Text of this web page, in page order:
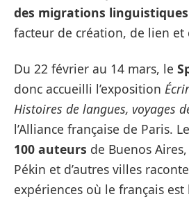
des migrations linguistiques
facteur de création, de lien et
Du 22 février au 14 mars, le
donc accueilli l’exposition
Histoires de langues, voyages
l’Alliance française de Paris.
100 auteurs de Buenos
Pékin et d’autres villes
expériences où le français est